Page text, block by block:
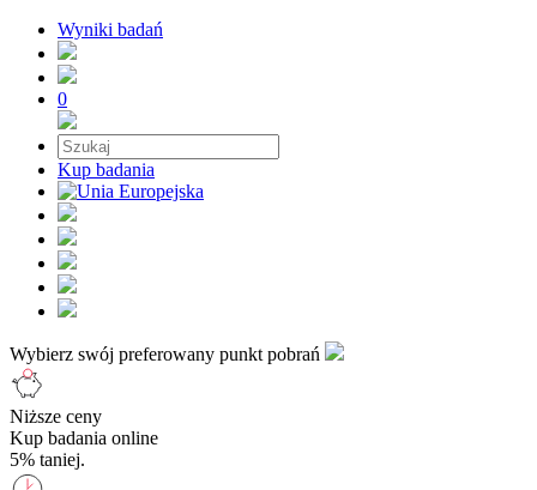
Wyniki badań
0
Kup badania
Wybierz swój preferowany punkt pobrań
Niższe ceny
Kup badania online
5% taniej.